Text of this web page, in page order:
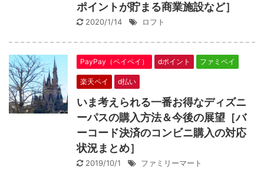
ポイントが貯まる商業施設など］
2020/1/14 ロフト
PayPay（ペイペイ） dポイント ファミペイ
楽天ペイ d払い
いま考えられる一番お得なディズニ
ーパスの購入方法＆今後の展望［バ
ーコード決済のコンビニ購入の対応
状況まとめ］
2019/10/1 ファミリーマート